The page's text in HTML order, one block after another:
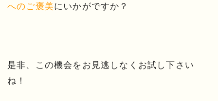
へのご褒美にいかがですか？
是非、この機会をお見逃しなくお試し下さい
ね！